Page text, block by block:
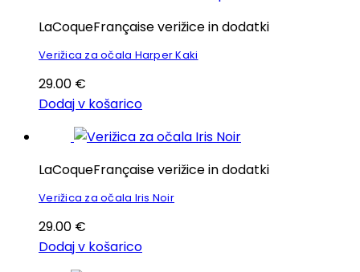
LaCoqueFrançaise verižice in dodatki
Verižica za očala Harper Kaki
29.00 €
Dodaj v košarico
LaCoqueFrançaise verižice in dodatki
Verižica za očala Iris Noir
29.00 €
Dodaj v košarico